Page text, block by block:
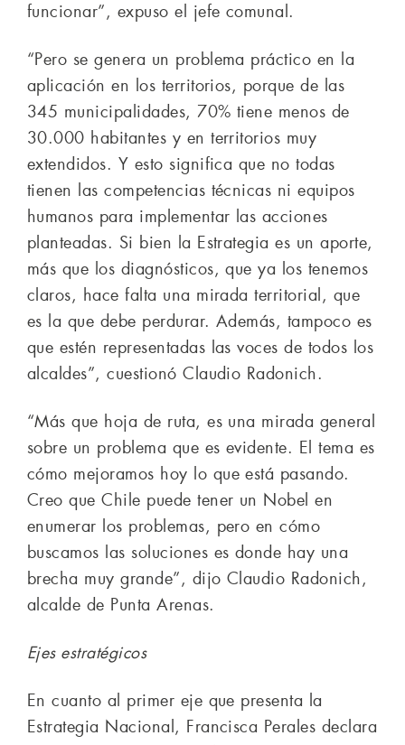
funcionar”, expuso el jefe comunal.
“Pero se genera un problema práctico en la
aplicación en los territorios, porque de las
345 municipalidades, 70% tiene menos de
30.000 habitantes y en territorios muy
extendidos. Y esto significa que no todas
tienen las competencias técnicas ni equipos
humanos para implementar las acciones
planteadas. Si bien la Estrategia es un aporte,
más que los diagnósticos, que ya los tenemos
claros, hace falta una mirada territorial, que
es la que debe perdurar. Además, tampoco es
que estén representadas las voces de todos los
alcaldes”, cuestionó Claudio Radonich.
“Más que hoja de ruta, es una mirada general
sobre un problema que es evidente. El tema es
cómo mejoramos hoy lo que está pasando.
Creo que Chile puede tener un Nobel en
enumerar los problemas, pero en cómo
buscamos las soluciones es donde hay una
brecha muy grande”, dijo Claudio Radonich,
alcalde de Punta Arenas.
Ejes estratégicos
En cuanto al primer eje que presenta la
Estrategia Nacional, Francisca Perales declara